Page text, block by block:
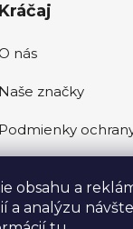
obsahu a
a analýzu
Kráčaj
O nás
Naše značky
Podmienky